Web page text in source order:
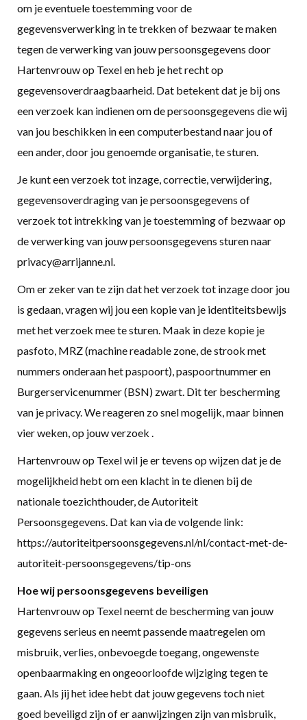
om je eventuele toestemming voor de
gegevensverwerking in te trekken of bezwaar te maken
tegen de verwerking van jouw persoonsgegevens door
Hartenvrouw op Texel en heb je het recht op
gegevensoverdraagbaarheid. Dat betekent dat je bij ons
een verzoek kan indienen om de persoonsgegevens die wij
van jou beschikken in een computerbestand naar jou of
een ander, door jou genoemde organisatie, te sturen.
Je kunt een verzoek tot inzage, correctie, verwijdering,
gegevensoverdraging van je persoonsgegevens of
verzoek tot intrekking van je toestemming of bezwaar op
de verwerking van jouw persoonsgegevens sturen naar
privacy@arrijanne.nl
Om er zeker van te zijn dat het verzoek tot inzage door jou
is gedaan, vragen wij jou een kopie van je identiteitsbewijs
met het verzoek mee te sturen. Maak in deze kopie je
pasfoto, MRZ (machine readable zone, de strook met
nummers onderaan het paspoort), paspoortnummer en
Burgerservicenummer (BSN) zwart. Dit ter bescherming
van je privacy. We reageren zo snel mogelijk, maar binnen
vier weken, op jouw verzoek .
Hartenvrouw op Texel wil je er tevens op wijzen dat je de
mogelijkheid hebt om een klacht in te dienen bij de
nationale toezichthouder, de Autoriteit
Persoonsgegevens. Dat kan via de volgende link:
https://autoriteitpersoonsgegevens.nl/nl/contact-met-de-
autoriteit-persoonsgegevens/tip-ons
Hoe wij persoonsgegevens beveiligen
Hartenvrouw op Texel neemt de bescherming van jouw
gegevens serieus en neemt passende maatregelen om
misbruik, verlies, onbevoegde toegang, ongewenste
openbaarmaking en ongeoorloofde wijziging tegen te
gaan. Als jij het idee hebt dat jouw gegevens toch niet
goed beveiligd zijn of er aanwijzingen zijn van misbruik,